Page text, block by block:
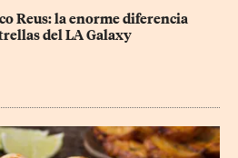
Reus: la enorme diferencia
del LA Galaxy